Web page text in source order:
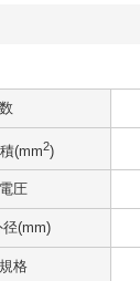
(mm2)
圧
(mm)
格